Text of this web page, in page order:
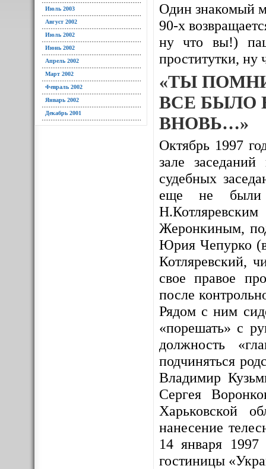
Июль 2003
Август 2002
Июль 2002
Июнь 2002
Апрель 2002
Март 2002
Февраль 2002
Январь 2002
Декабрь 2001
Один знакомый
90-х
ну что вы!)
проститутки,
«ТЫ
ВСЕ БЫЛО
ВНОВЬ…»
Октябрь 1997
зале
судебных
еще не были
Жеронкиным,
Юрия Чепурко
Котляревский,
свое правое
после
Рядом с ним
«порешать» с
должность
подчиняться
Владимир
Сергея
Харьковской
нанесение
14 января
гостиницы